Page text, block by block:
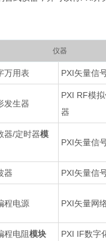
仪器
万用表 PXI矢量信
发生器
PXI RF模
器
器/定时器模
PXI矢量信
器 PXI矢量信
程电源 PXI矢量网
程电阻模块 PXI IF数字